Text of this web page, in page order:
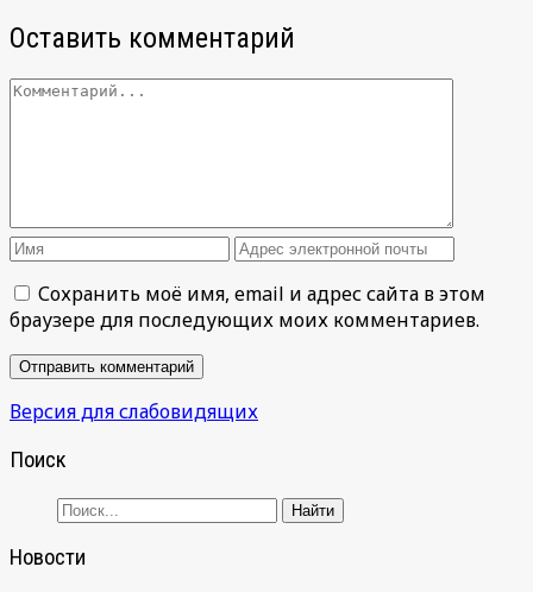
Оставить комментарий
Сохранить моё имя, email и адрес сайта в этом
браузере для последующих моих комментариев.
Версия для слабовидящих
Поиск
Новости